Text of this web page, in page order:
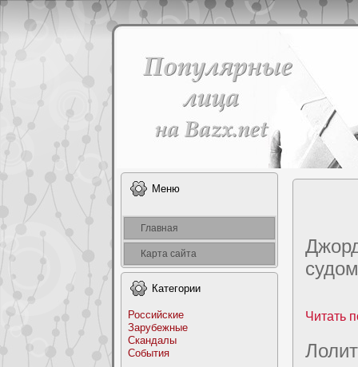
Меню
Главная
Карта сайта
Категоpии
Российские
Заpyбежные
Скандалы
События
судoм
Читать